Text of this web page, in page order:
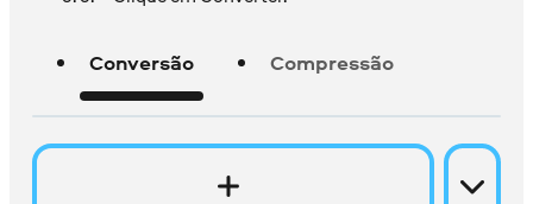
Conversão Compressão